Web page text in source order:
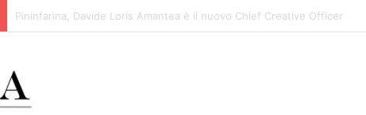
Cesana Torinese: il secondo weekend di agosto apre il cuore dell’estate